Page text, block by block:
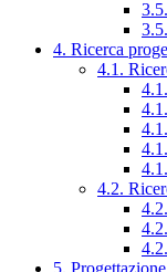
4. Ricerca
4.1.
4.2.
5.